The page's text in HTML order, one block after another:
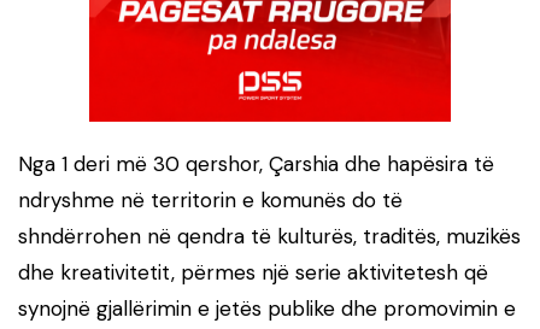
Nga 1 deri më 30 qershor, Çarshia dhe hapësira të
ndryshme në territorin e komunës do të
shndërrohen në qendra të kulturës, traditës, muzikës
dhe kreativitetit, përmes një serie aktivitetesh që
synojnë gjallërimin e jetës publike dhe promovimin e